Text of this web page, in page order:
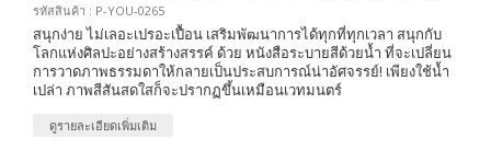
รหัสสินค้า : P-YOU-0265
สนุกง่าย ไม่เลอะเปรอะเปื้อน เสริมพัฒนาการได้ทุกที่ทุกเวลา สนุกกับ
โลกแห่งศิลปะอย่างสร้างสรรค์ ด้วย หนังสือระบายสีด้วยน้ำ ที่จะเปลี่ยน
การวาดภาพธรรมดาให้กลายเป็นประสบการณ์น่าอัศจรรย์! เพียงใช้น้ำ
เปล่า ภาพสีสันสดใสก็จะปรากฏขึ้นเหมือนเวทมนตร์
ดูรายละเอียดเพิ่มเติม